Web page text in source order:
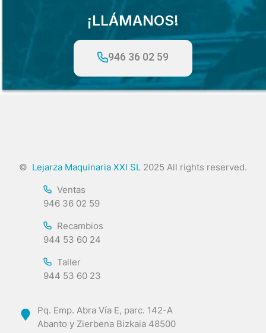
¡LLÁMANOS!
946 36 02 59
© Lejarza Maquinaria XXI SL 2025 All rights reserved.
Ventas
946 36 02 59
Recambios
944 53 60 24
Taller
944 53 60 23
Pq. Emp. Abra Vía E, parc. 142-A
Abanto y Zierbena Bizkaia 48500